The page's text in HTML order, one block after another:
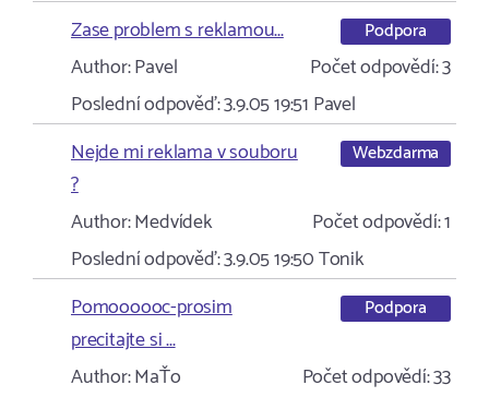
Zase problem s reklamou...
Podpora
Author:Pavel Počet odpovědí:3
Poslední odpověď:3.9.05 19:51 Pavel
Nejde mi reklama v souboru
?
Webzdarma
Author:Medvídek Počet odpovědí:1
Poslední odpověď:3.9.05 19:50Tonik
Pomoooooc-prosim
precitajte si ...
Podpora
Author:MaŤo Počet odpovědí:33